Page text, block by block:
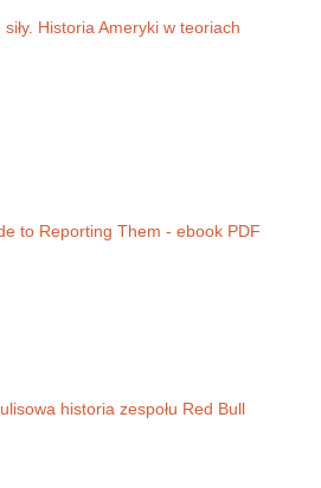
Historia Ameryki w teoriach
to Reporting Them - ebook PDF
historia zespołu Red Bull